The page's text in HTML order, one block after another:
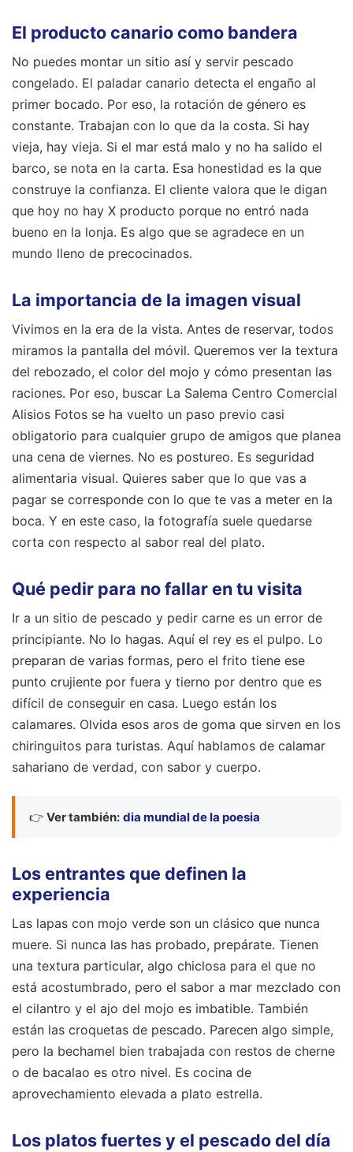
El producto canario como bandera
No puedes montar un sitio así y servir pescado
congelado. El paladar canario detecta el engaño al
primer bocado. Por eso, la rotación de género es
constante. Trabajan con lo que da la costa. Si hay
vieja, hay vieja. Si el mar está malo y no ha salido el
barco, se nota en la carta. Esa honestidad es la que
construye la confianza. El cliente valora que le digan
que hoy no hay X producto porque no entró nada
bueno en la lonja. Es algo que se agradece en un
mundo lleno de precocinados.
La importancia de la imagen visual
Vivimos en la era de la vista. Antes de reservar, todos
miramos la pantalla del móvil. Queremos ver la textura
del rebozado, el color del mojo y cómo presentan las
raciones. Por eso, buscar La Salema Centro Comercial
Alisios Fotos se ha vuelto un paso previo casi
obligatorio para cualquier grupo de amigos que planea
una cena de viernes. No es postureo. Es seguridad
alimentaria visual. Quieres saber que lo que vas a
pagar se corresponde con lo que te vas a meter en la
boca. Y en este caso, la fotografía suele quedarse
corta con respecto al sabor real del plato.
Qué pedir para no fallar en tu visita
Ir a un sitio de pescado y pedir carne es un error de
principiante. No lo hagas. Aquí el rey es el pulpo. Lo
preparan de varias formas, pero el frito tiene ese
punto crujiente por fuera y tierno por dentro que es
difícil de conseguir en casa. Luego están los
calamares. Olvida esos aros de goma que sirven en los
chiringuitos para turistas. Aquí hablamos de calamar
sahariano de verdad, con sabor y cuerpo.
👉 Ver también: dia mundial de la poesia
Los entrantes que definen la
experiencia
Las lapas con mojo verde son un clásico que nunca
muere. Si nunca las has probado, prepárate. Tienen
una textura particular, algo chiclosa para el que no
está acostumbrado, pero el sabor a mar mezclado con
el cilantro y el ajo del mojo es imbatible. También
están las croquetas de pescado. Parecen algo simple,
pero la bechamel bien trabajada con restos de cherne
o de bacalao es otro nivel. Es cocina de
aprovechamiento elevada a plato estrella.
Los platos fuertes y el pescado del día